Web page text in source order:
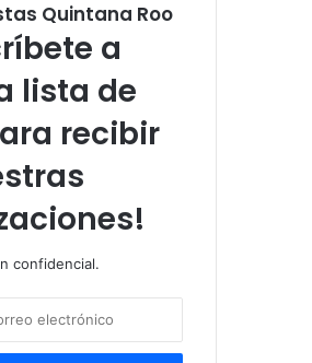
Quintana Roo
a
lista de
recibir
confidencial.